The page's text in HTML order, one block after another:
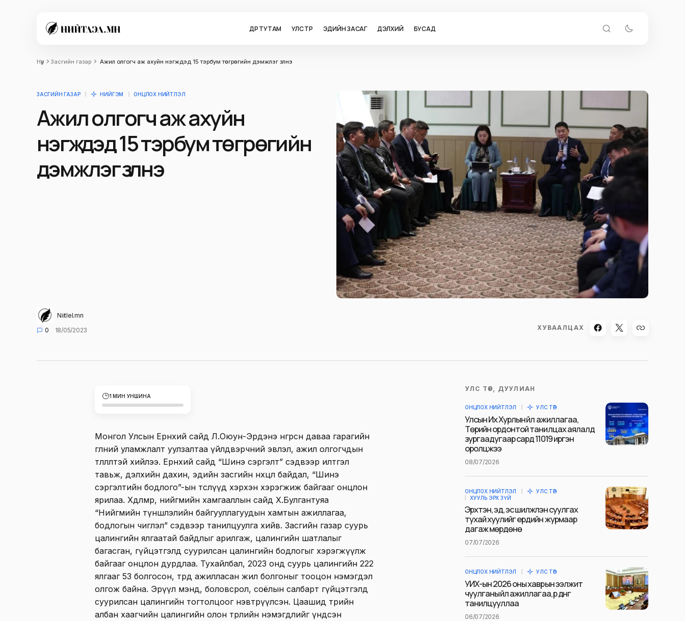
ӨДӨР ТУТАМ УЛС ТӨР ЭДИЙН ЗАСАГ ДЭЛХИЙ БУСАД
Нүүр Засгийн газар Ажил олгогч аж ахуйн нэгжүүдэд 15 тэрбум төгрөгийн дэмжлэг үзүүлнэ
ЗАСГИЙН ГАЗАР НИЙГЭМ ОНЦЛОХ НИЙТЛЭЛ
Ажил олгогч аж ахуйн
нэгжүүдэд 15 тэрбум төгрөгийн
дэмжлэг үзүүлнэ
Niitlel.mn
0
18/05/2023 ХУВААЛЦАХ
1 МИН УНШИНА
Монгол Улсын Ерөнхий сайд Л.Оюун-Эрдэнэ өнгөрсөн даваа гарагийн
өглөөний уламжлалт уулзалтаа үйлдвэрчний эвлэл, ажил олгогчдын
төлөөлөлтэй хийлээ. Ерөнхий сайд “Шинэ сэргэлт” cэдвээр илтгэл
тавьж, дэлхийн дахин, эдийн засгийн нөхцөл байдал, “Шинэ
сэргэлтийн бодлого”-ын төслүүд хэрхэн хэрэгжиж байгааг онцлон
ярилаа. Хөдөлмөр, нийгмийн хамгааллын сайд Х.Булгантуяа
“Нийгмийн түншлэлийн байгууллагуудын хамтын ажиллагаа,
бодлогын чиглэл” сэдвээр танилцуулга хийв. Засгийн газар суурь
цалингийн ялгаатай байдлыг арилгаж, цалингийн шатлалыг
багасган, гүйцэтгэлд суурилсан цалингийн бодлогыг хэрэгжүүлж
байгааг онцлон дурдлаа. Тухайлбал, 2023 онд суурь цалингийн 222
ялгааг 53 болгосон, төрд ажилласан жил болгоныг тооцон нэмэгдэл
олгож байна. Эрүүл мэнд, боловсрол, соёлын салбарт гүйцэтгэлд
суурилсан цалингийн тогтолцоог нэвтрүүлсэн. Цаашид төрийн
албан хаагчийн цалингийн олон төрлийн нэмэгдлийг үндсэн
УЛС ТӨР, ДУУЛИАН
ОНЦЛОХ НИЙТЛЭЛ УЛС ТӨР
Улсын Их Хурлын үйл ажиллагаа,
Төрийн ордонтой танилцах аялалд
зургаадугаар сард 11019 иргэн
оролцжээ
08/07/2026
ОНЦЛОХ НИЙТЛЭЛ
УЛС ТӨР
ХУУЛЬ ЭРХ ЗҮЙ
Эрхтэн, эд, эс шилжүүлэн суулгах
тухай хуулийг ердийн журмаар
дагаж мөрдөнө
07/07/2026
ОНЦЛОХ НИЙТЛЭЛ УЛС ТӨР
УИХ-ын 2026 оны хаврын ээлжит
чуулганы үйл ажиллагаа, үр дүнг
танилцууллаа
06/07/2026